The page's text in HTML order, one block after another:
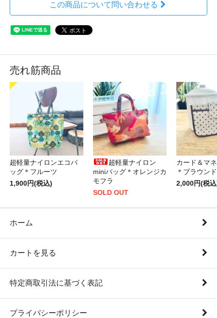
この商品について問い合わせる
売れ筋商品
超軽量ナイロンエコバ
ッグ＊フルーツ
1,900円(税込)
超軽量ナイロン
miniバッグ＊オレンジカ
モフラ
SOLD OUT
カード＆マ
＊ブラウン
2,000円(税
ホーム
カートを見る
特定商取引法に基づく表記
プライバシーポリシー